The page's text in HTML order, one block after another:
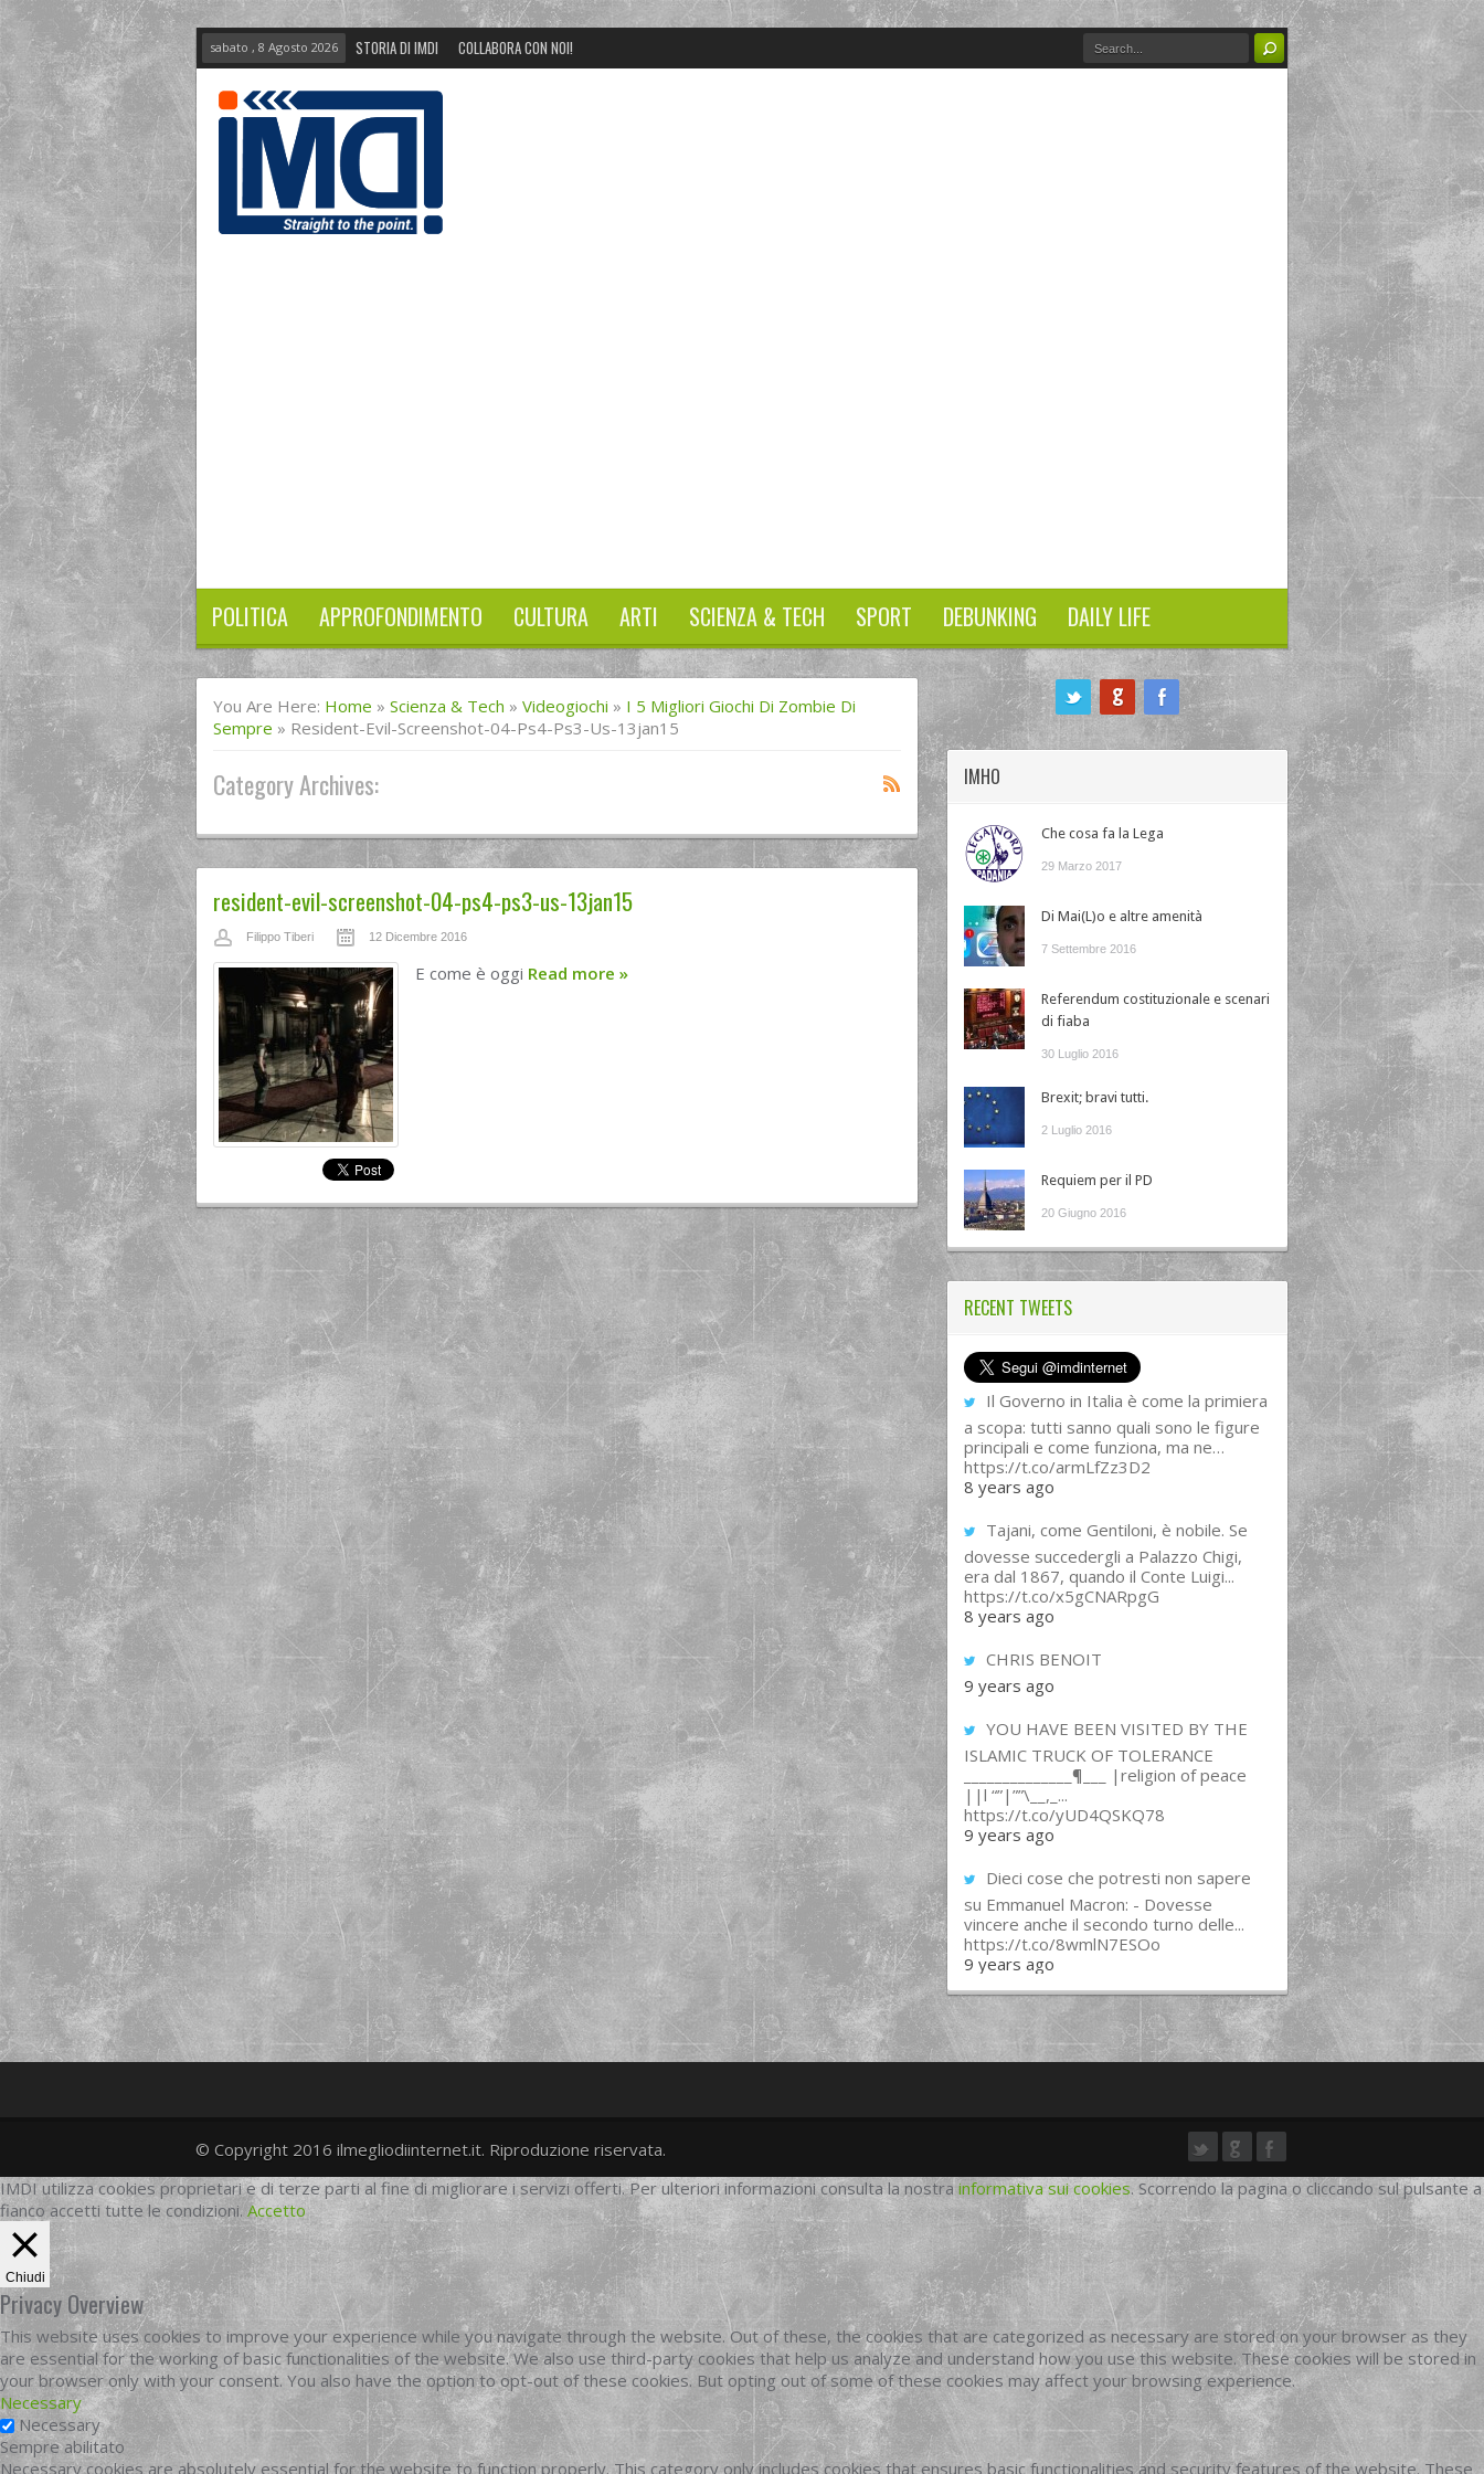
sabato , 8 Agosto 2026 STORIA DI IMDI COLLABORA CON NOI!
POLITICA APPROFONDIMENTO CULTURA ARTI SCIENZA & TECH SPORT DEBUNKING DAILY LIFE
You Are Here: Home » Scienza & Tech » Videogiochi » I 5 Migliori Giochi Di Zombie Di
Sempre » Resident-Evil-Screenshot-04-Ps4-Ps3-Us-13jan15
Category Archives:
resident-evil-screenshot-04-ps4-ps3-us-13jan15
Filippo Tiberi 12 Dicembre 2016
E come è oggi Read more »
IMHO
Che cosa fa la Lega
29 Marzo 2017
Di Mai(L)o e altre amenità
7 Settembre 2016
Referendum costituzionale e scenari
di fiaba
30 Luglio 2016
Brexit; bravi tutti.
2 Luglio 2016
Requiem per il PD
20 Giugno 2016
RECENT TWEETS
Il Governo in Italia è come la primiera
a scopa: tutti sanno quali sono le figure
principali e come funziona, ma ne…
https://t.co/armLfZz3D2
8 years ago
Tajani, come Gentiloni, è nobile. Se
dovesse succedergli a Palazzo Chigi,
era dal 1867, quando il Conte Luigi...
https://t.co/x5gCNARpgG
8 years ago
CHRIS BENOIT
9 years ago
YOU HAVE BEEN VISITED BY THE
ISLAMIC TRUCK OF TOLERANCE
______________¶___ |religion of peace
||l “”|””\__,_...
https://t.co/yUD4QSKQ78
9 years ago
Dieci cose che potresti non sapere
su Emmanuel Macron: - Dovesse
vincere anche il secondo turno delle...
https://t.co/8wmlN7ESOo
9 years ago
twittergoogleplus
facebook
© Copyright 2016 ilmegliodiinternet.it. Riproduzione riservata.
IMDI utilizza cookies proprietari e di terze parti al fine di migliorare i servizi offerti. Per ulteriori informazioni consulta la nostra informativa sui cookies. Scorrendo la pagina o cliccando sul pulsante a
fianco accetti tutte le condizioni. Accetto
Chiudi
Privacy Overview
This website uses cookies to improve your experience while you navigate through the website. Out of these, the cookies that are categorized as necessary are stored on your browser as they
are essential for the working of basic functionalities of the website. We also use third-party cookies that help us analyze and understand how you use this website. These cookies will be stored in
your browser only with your consent. You also have the option to opt-out of these cookies. But opting out of some of these cookies may affect your browsing experience.
Necessary
Necessary
Sempre abilitato
Necessary cookies are absolutely essential for the website to function properly. This category only includes cookies that ensures basic functionalities and security features of the website. These